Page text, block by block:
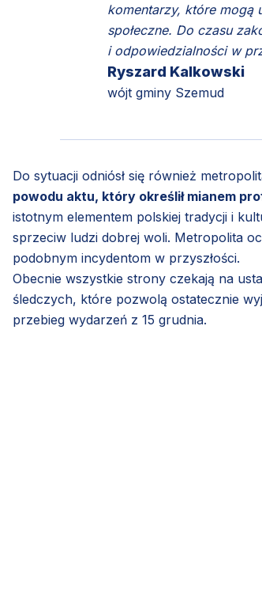
komentarzy, które mogą
społeczne. Do czasu
i odpowiedzialności w
Ryszard Kalkowski
wójt gminy Szemud
Do sytuacji odniósł się również
powodu aktu, który określił mianem
istotnym elementem polskiej tradycji i
sprzeciw ludzi dobrej woli. Metropolita
podobnym incydentom w przyszłości.
Obecnie wszystkie strony czekają na
śledczych, które pozwolą ostatecznie
przebieg wydarzeń z 15 grudnia.